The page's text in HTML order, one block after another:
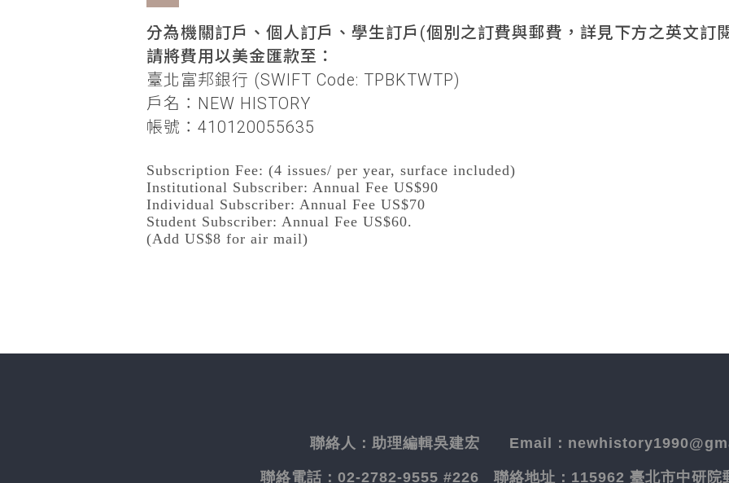
分為機關訂戶、個人訂戶、學生訂戶(個別之訂費與郵費，詳見下方之英文訂
請將費用以美金匯款至：
臺北富邦銀行 (SWIFT Code: TPBKTWTP)
戶名：NEW HISTORY
帳號：410120055635
Subscription Fee: (4 issues/ per year, surface included)
Institutional Subscriber: Annual Fee US$90
Individual Subscriber: Annual Fee US$70
Student Subscriber: Annual Fee US$60.
(Add US$8 for air mail)
聯絡人： 助理編輯吳建宏 Email：
聯絡電話： 02-2782-9555 #226 聯絡地址： 115962 臺北市中研院